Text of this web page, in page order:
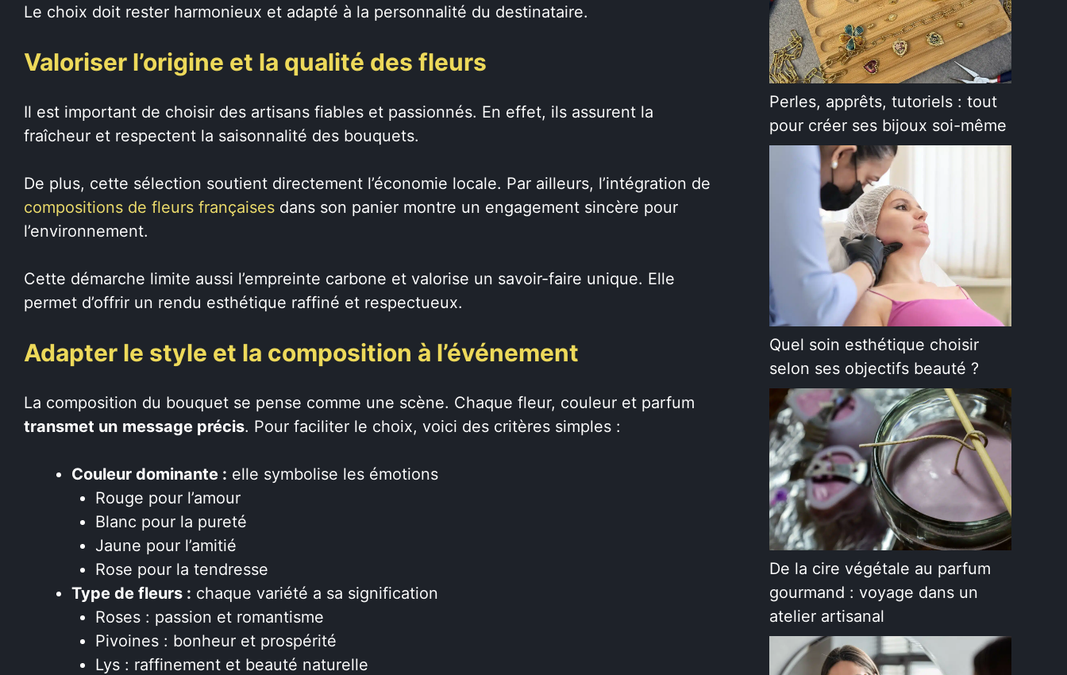
Le choix doit rester harmonieux et adapté à la personnalité du destinataire.
Valoriser l’origine et la qualité des fleurs
Il est important de choisir des artisans fiables et passionnés. En effet, ils assurent la
fraîcheur et respectent la saisonnalité des bouquets.
De plus, cette sélection soutient directement l’économie locale. Par ailleurs, l’intégration de
compositions de fleurs françaises dans son panier montre un engagement sincère pour
l’environnement.
Cette démarche limite aussi l’empreinte carbone et valorise un savoir-faire unique. Elle
permet d’offrir un rendu esthétique raffiné et respectueux.
Adapter le style et la composition à l’événement
La composition du bouquet se pense comme une scène. Chaque fleur, couleur et parfum
transmet un message précis. Pour faciliter le choix, voici des critères simples :
Couleur dominante : elle symbolise les émotions
Rouge pour l’amour
Blanc pour la pureté
Jaune pour l’amitié
Rose pour la tendresse
Type de fleurs : chaque variété a sa signification
Roses : passion et romantisme
Pivoines : bonheur et prospérité
Lys : raffinement et beauté naturelle
Perles, apprêts, tutoriels : tout
pour créer ses bijoux soi-même
Quel soin esthétique choisir
selon ses objectifs beauté ?
De la cire végétale au parfum
gourmand : voyage dans un
atelier artisanal